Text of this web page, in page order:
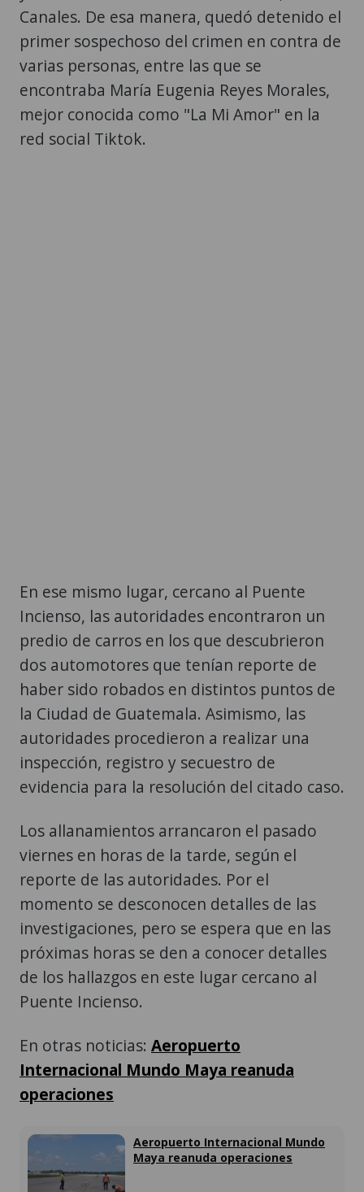
Canales. De esa manera, quedó detenido el
primer sospechoso del crimen en contra de
varias personas, entre las que se
encontraba María Eugenia Reyes Morales,
mejor conocida como "La Mi Amor" en la
red social Tiktok.
En ese mismo lugar, cercano al Puente
Incienso, las autoridades encontraron un
predio de carros en los que descubrieron
dos automotores que tenían reporte de
haber sido robados en distintos puntos de
la Ciudad de Guatemala. Asimismo, las
autoridades procedieron a realizar una
inspección, registro y secuestro de
evidencia para la resolución del citado caso.
Los allanamientos arrancaron el pasado
viernes en horas de la tarde, según el
reporte de las autoridades. Por el
momento se desconocen detalles de las
investigaciones, pero se espera que en las
próximas horas se den a conocer detalles
de los hallazgos en este lugar cercano al
Puente Incienso.
En otras noticias: Aeropuerto
Internacional Mundo Maya reanuda
operaciones
Aeropuerto Internacional Mundo
Maya reanuda operaciones